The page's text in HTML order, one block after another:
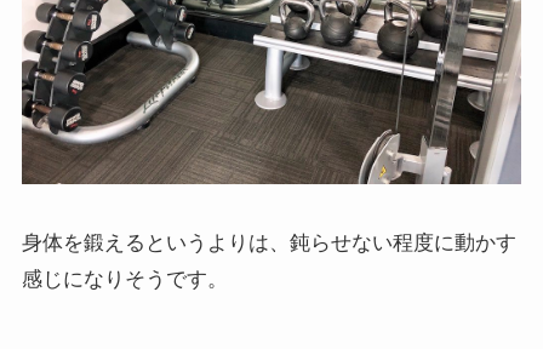
身体を鍛えるというよりは、鈍らせない程度に動かす
感じになりそうです。